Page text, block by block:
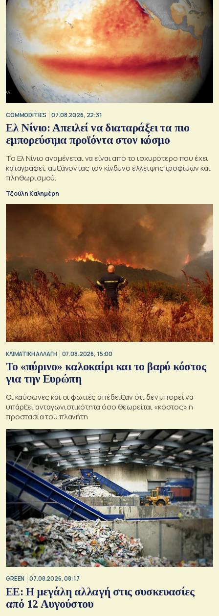
COMMODITIES 07.08.2026, 22:31
Ελ Νίνιο: Απειλεί να διαταράξει τα πιο
εμπορεύσιμα προϊόντα στον κόσμο
Το Ελ Νίνιο αναμένεται να είναι από το ισχυρότερο που έχει
καταγραφεί, αυξάνοντας τον κίνδυνο έλλειψης τροφίμων και
πληθωρισμού.
Τζούλη Καλημέρη
ΚΛΙΜΑΤΙΚΗ ΑΛΛΑΓΗ 07.08.2026, 15:00
Το «πύρινο» καλοκαίρι και το βαρύ κόστος
για την Ευρώπη
Οι καύσωνες και οι φωτιές απέδειξαν ότι δεν μπορεί να
υπάρξει ανταγωνιστικότητα όσο θεωρείται «κόστος» η
προστασία του πλανήτη
GREEN 07.08.2026, 08:17
ΕΕ: Η μεγάλη αλλαγή στις συσκευασίες
από 12 Αυγούστου